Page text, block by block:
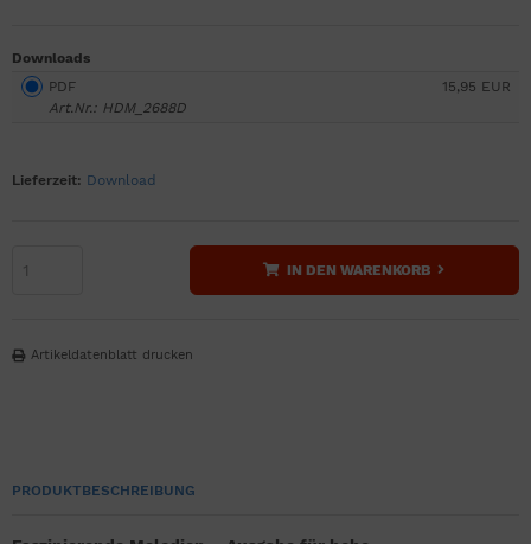
Downloads
PDF
15,95 EUR
Art.Nr.: HDM_2688D
Lieferzeit: Download
IN DEN WARENKORB
Artikeldatenblatt drucken
PRODUKTBESCHREIBUNG